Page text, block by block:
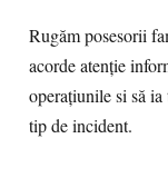
Rugăm posesorii
acorde atenție
operațiunile si să
tip de incident.